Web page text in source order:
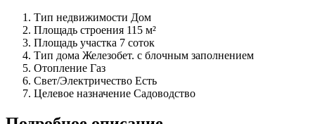
Тип недвижимости Дом
Площадь строения 115 м²
Площадь участка 7 соток
Тип дома Железобет. с блочным заполнением
Отопление Газ
Свет/Электричество Есть
Целевое назначение Садоводство